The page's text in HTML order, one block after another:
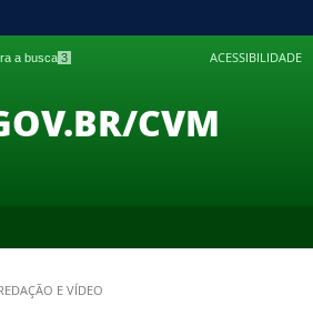
PARA
a busca 3 ACESSIBILIDADE
CVM
E VÍDEO